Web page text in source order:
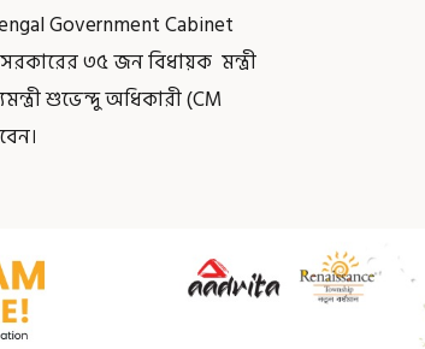
Government Cabinet
৩৫ জন বিধায়ক মন্ত্রী
শুভেন্দু অধিকারী (CM